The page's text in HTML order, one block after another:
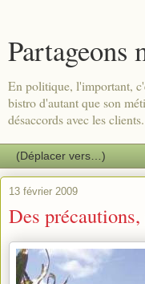
Partageons
En politique, l'important,
bistro d'autant que son
désaccords avec les clients.
13 février 2009
Des